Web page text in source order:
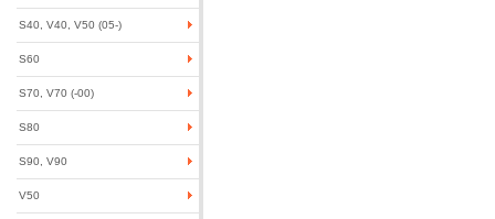
S40, V40, V50 (05-)
S60
S70, V70 (-00)
S80
S90, V90
V50